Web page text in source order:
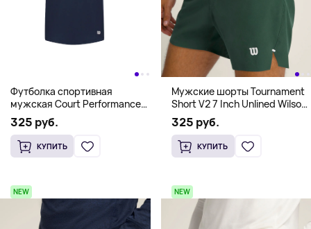
Футболка спортивная
мужская Court Performance
Crew Wilson, синий
325 руб.
КУПИТЬ
Мужские шорты Tournament
Short V2 7 Inch Unlined Wilson,
зеленый
325 руб.
КУПИТЬ
NEW NEW